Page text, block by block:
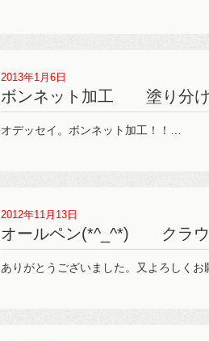
2013年1月6日
ボンネット加工 塗り分
オデッセイ。ボンネット加工！！…
2012年11月13日
オールペン(*^_^*) クラ
ありがとうございました。又よろしく